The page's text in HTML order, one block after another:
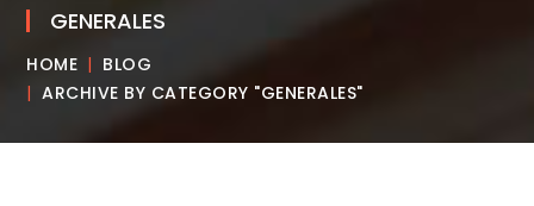
GENERALES
HOME
BLOG
ARCHIVE BY CATEGORY "GENERALES"